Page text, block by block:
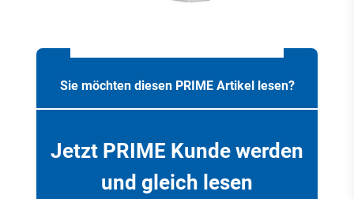
Sie möchten diesen PRIME Artikel lesen?
Jetzt PRIME Kunde werden
und gleich lesen